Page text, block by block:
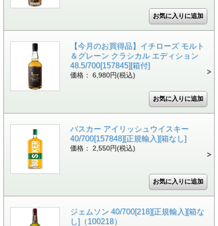
【今月のお買得品】イチローズ モルト
＆グレーン クラシカル エディション
48.5/700[157845][箱付]
価格： 6,980円(税込)
バスカー アイリッシュウイスキー
40/700[157848][正規輸入][箱なし]
価格： 2,550円(税込)
ジェムソン 40/700[218][正規輸入][箱な
し]（100218）